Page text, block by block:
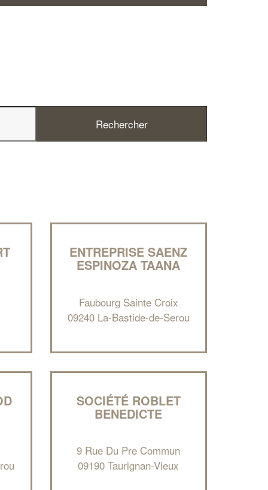
ENTREPRISE SAENZ
ESPINOZA TAANA
Faubourg Sainte Croix
09240 La-Bastide-de-Serou
SOCIÉTÉ ROBLET
BENEDICTE
9 Rue Du Pre Commun
09190 Taurignan-Vieux
✕
professionnel ?
marges
nouveaux clients!